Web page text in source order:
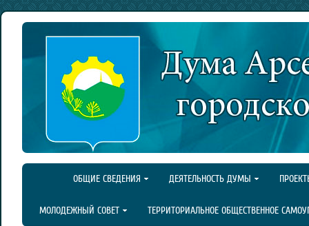
ОБЩИЕ СВЕДЕНИЯ ДЕЯТЕЛЬНОСТЬ ДУМЫ
МОЛОДЕЖНЫЙ СОВЕТ ТЕРРИТОРИАЛЬНОЕ ОБЩЕСТВЕННОЕ